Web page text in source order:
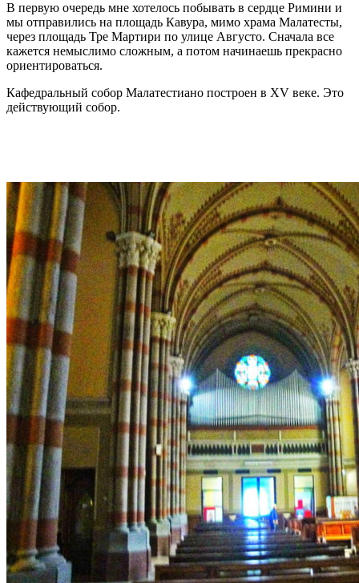
В первую очередь мне хотелось побывать в сердце Римини и
мы отправились на площадь Кавура, мимо храма Малатесты,
через площадь Тре Мартири по улице Августо. Сначала все
кажется немыслимо сложным, а потом начинаешь прекрасно
ориентироваться.
Кафедральный собор Малатестиано построен в XV веке. Это
действующий собор.